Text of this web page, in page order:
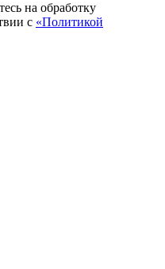
на обработку
с «Политикой